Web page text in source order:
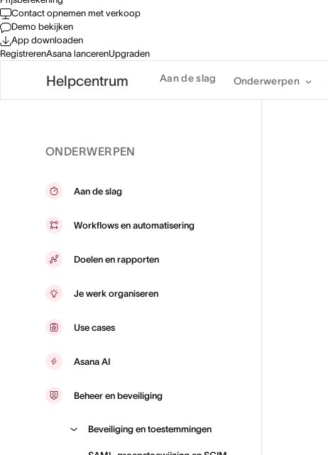
Contact opnemen met verkoop
Demo bekijken
App downloaden
RegistrerenAsana lancerenUpgraden
Helpcentrum Aan de slag Onderwerpen
ONDERWERPEN
Aan de slag
Workflows en automatisering
Doelen en rapporten
Je werk organiseren
Use cases
Asana AI
Beheer en beveiliging
Beveiliging en toestemmingen